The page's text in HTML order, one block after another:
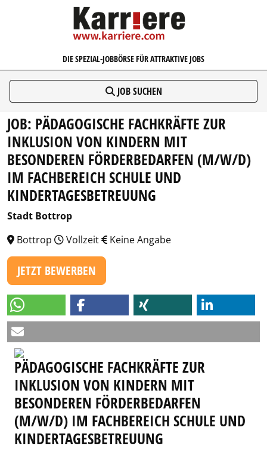
KARRIERE.COM
DIE SPEZIAL-JOBBÖRSE FÜR ATTRAKTIVE JOBS
JOB SUCHEN
JOB: PÄDAGOGISCHE FACHKRÄFTE ZUR
INKLUSION VON KINDERN MIT
BESONDEREN FÖRDERBEDARFEN (M/W/D)
IM FACHBEREICH SCHULE UND
KINDERTAGESBETREUUNG
Stadt Bottrop
Bottrop
Vollzeit Keine Angabe
JETZT BEWERBEN
PÄDAGOGISCHE FACHKRÄFTE ZUR
INKLUSION VON KINDERN MIT
BESONDEREN FÖRDERBEDARFEN
(M/W/D) IM FACHBEREICH SCHULE UND
KINDERTAGESBETREUUNG